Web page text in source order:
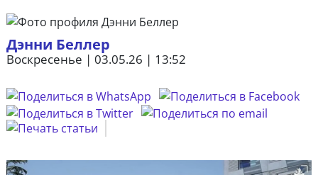
Дэнни Беллер
Воскресенье | 03.05.26 | 13:52